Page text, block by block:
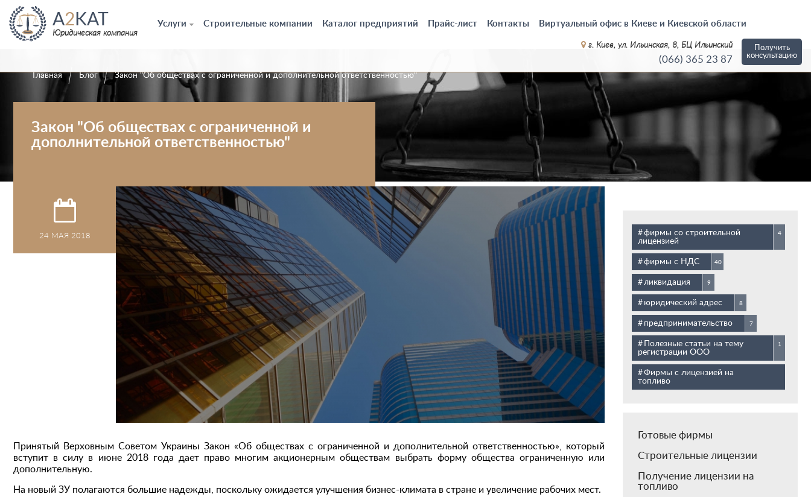
A2 KAT
Юридическая компания
Услуги Строительные компании Каталог предприятий Прайс-лист Контакты Виртуальный офис в Киеве и Киевской области
Получить
консультацию
г. Киев, ул. Ильинская, 8, БЦ Ильинский
(066) 365 23 87
Главная Блог Закон "Об обществах с ограниченной и дополнительной ответственностью"
Закон "Об обществах с ограниченной и
дополнительной ответственностью"
24 МАЯ 2018
Принятый Верховным Советом Украины Закон «Об обществах с ограниченной и дополнительной ответственностью», который
вступит в силу в июне 2018 года дает право многим акционерным обществам выбрать форму общества ограниченную или
дополнительную.
На новый ЗУ полагаются большие надежды, поскольку ожидается улучшения бизнес-климата в стране и увеличение рабочих мест.
фирмы со строительной
лицензией
4
фирмы с НДС 40
ликвидация 9
юридический адрес 8
предпринимательство 7
Полезные статьи на тему
регистрации ООО
1
Фирмы с лицензией на
топливо
Готовые фирмы
Строительные лицензии
Получение лицензии на
топливо